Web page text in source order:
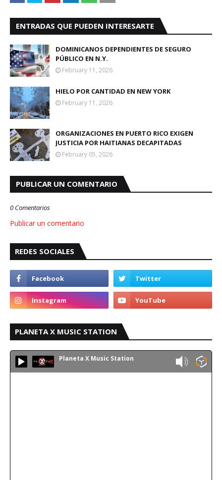
ENTRADAS QUE PUEDEN INTERESARTE
DOMINICANOS DEPENDIENTES DE SEGURO
PÚBLICO EN N.Y.
February 11, 2026
HIELO POR CANTIDAD EN NEW YORK
February 11, 2026
ORGANIZACIONES EN PUERTO RICO EXIGEN
JUSTICIA POR HAITIANAS DECAPITADAS
February 05, 2026
PUBLICAR UN COMENTARIO
0 Comentarios
Publicar un comentario
REDES SOCIALES
PLANETA X MUSIC STATION
Planeta X Music Station